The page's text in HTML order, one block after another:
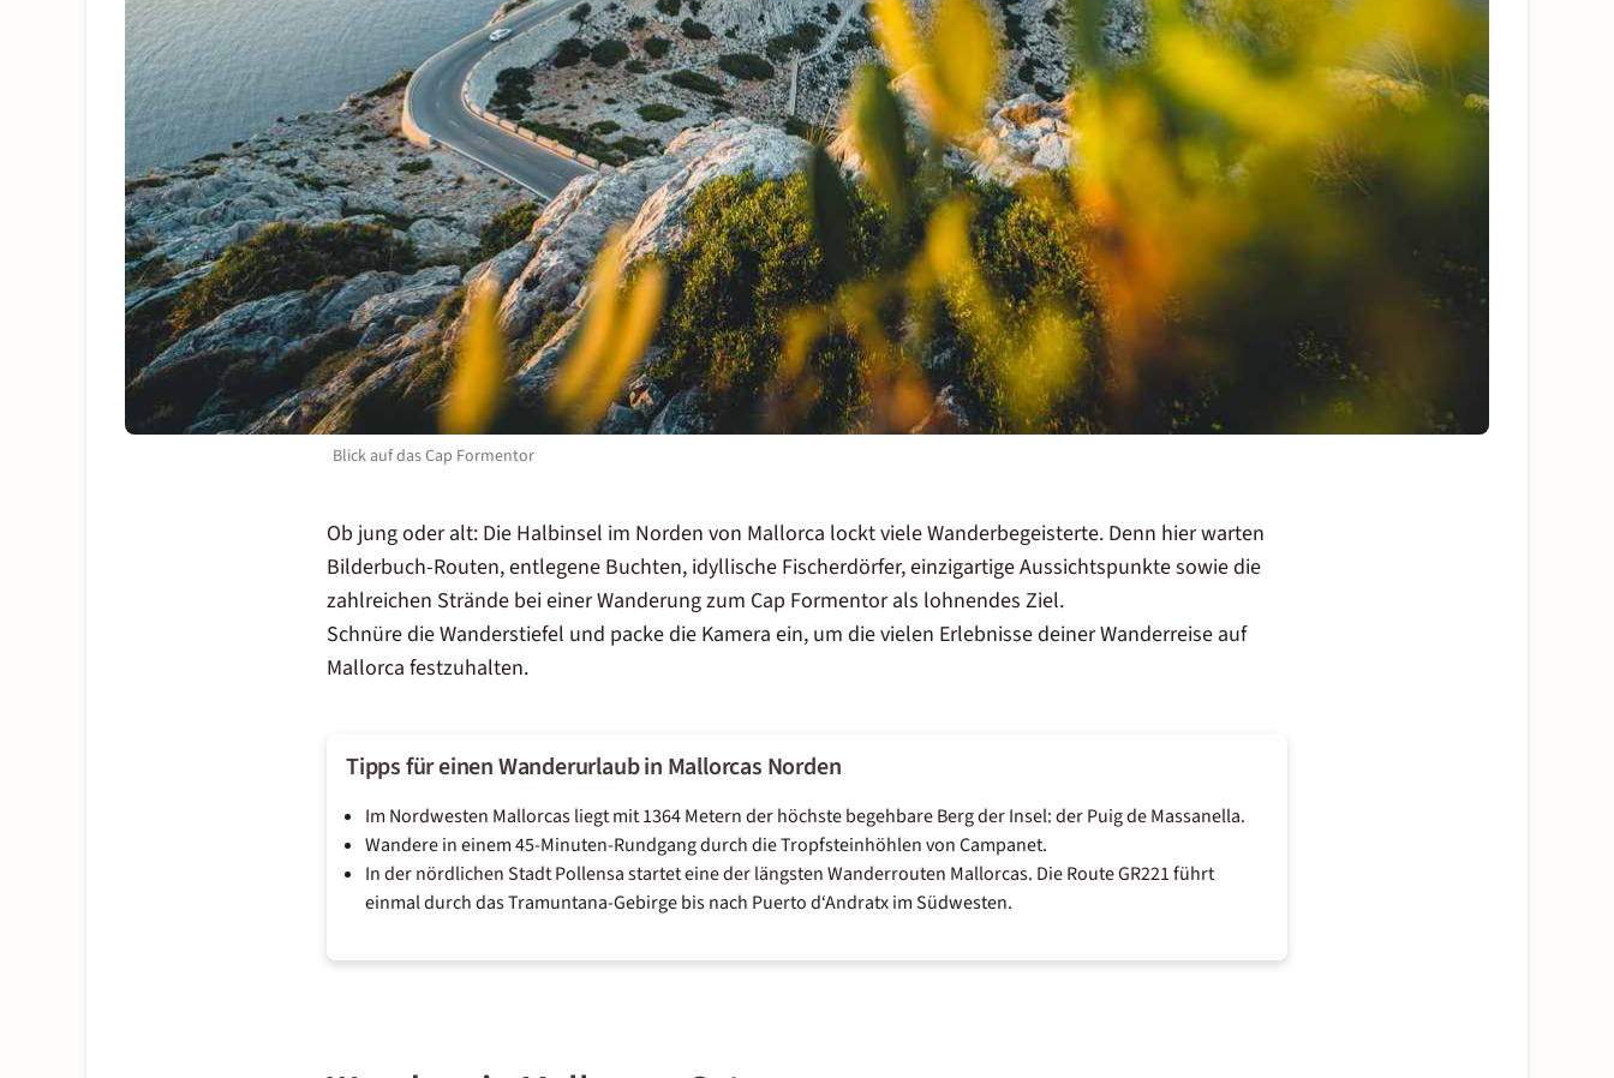
Blick auf das Cap Formentor
Ob jung oder alt: Die Halbinsel im Norden von Mallorca lockt viele Wanderbegeisterte. Denn hier warten
Bilderbuch-Routen, entlegene Buchten, idyllische Fischerdörfer, einzigartige Aussichtspunkte sowie die
zahlreichen Strände bei einer Wanderung zum Cap Formentor als lohnendes Ziel.
Schnüre die Wanderstiefel und packe die Kamera ein, um die vielen Erlebnisse deiner Wanderreise auf
Mallorca festzuhalten.
Tipps für einen Wanderurlaub in Mallorcas Norden
Im Nordwesten Mallorcas liegt mit 1364 Metern der höchste begehbare Berg der Insel: der Puig de Massanella.
Wandere in einem 45-Minuten-Rundgang durch die Tropfsteinhöhlen von Campanet.
In der nördlichen Stadt Pollensa startet eine der längsten Wanderrouten Mallorcas. Die Route GR221 führt
einmal durch das Tramuntana-Gebirge bis nach Puerto d‘Andratx im Südwesten.